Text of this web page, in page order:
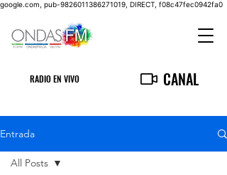
google.com, pub-9826011386271019, DIRECT, f08c47fec0942fa0
RADIO EN VIVO CANAL
Entrada
All Posts